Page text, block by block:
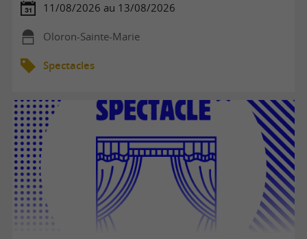
11/08/2026 au 13/08/2026
Oloron-Sainte-Marie
Spectacles